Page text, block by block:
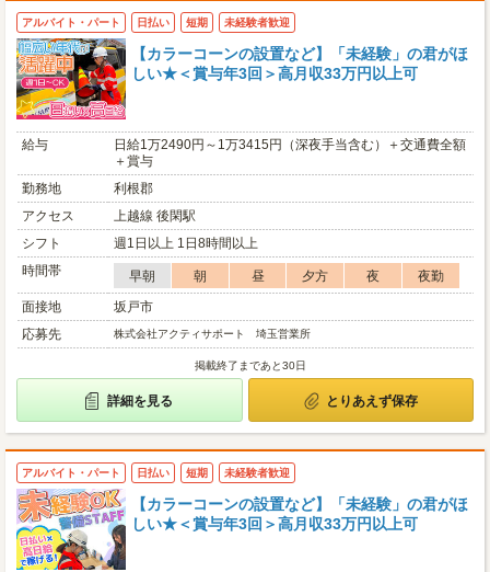
アルバイト・パート 日払い 短期 未経験者歓迎
【カラーコーンの設置など】「未経験」の君がほ
しい★＜賞与年3回＞高月収33万円以上可
給与
日給1万2490円～1万3415円（深夜手当含む）＋交通費全額
＋賞与
勤務地
利根郡
アクセス
上越線 後閑駅
シフト
週1日以上 1日8時間以上
時間帯
早朝 朝 昼 夕方 夜
夜勤
面接地
坂戸市
応募先
株式会社アクティサポート 埼玉営業所
掲載終了まであと30日
詳細を見る とりあえず保存
アルバイト・パート 日払い 短期 未経験者歓迎
【カラーコーンの設置など】「未経験」の君がほ
しい★＜賞与年3回＞高月収33万円以上可